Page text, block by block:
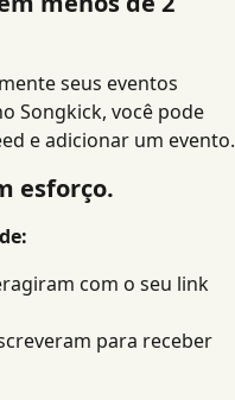
seus eventos
Songkick, você pode
e adicionar um evento.
esforço.
com o seu link
para receber